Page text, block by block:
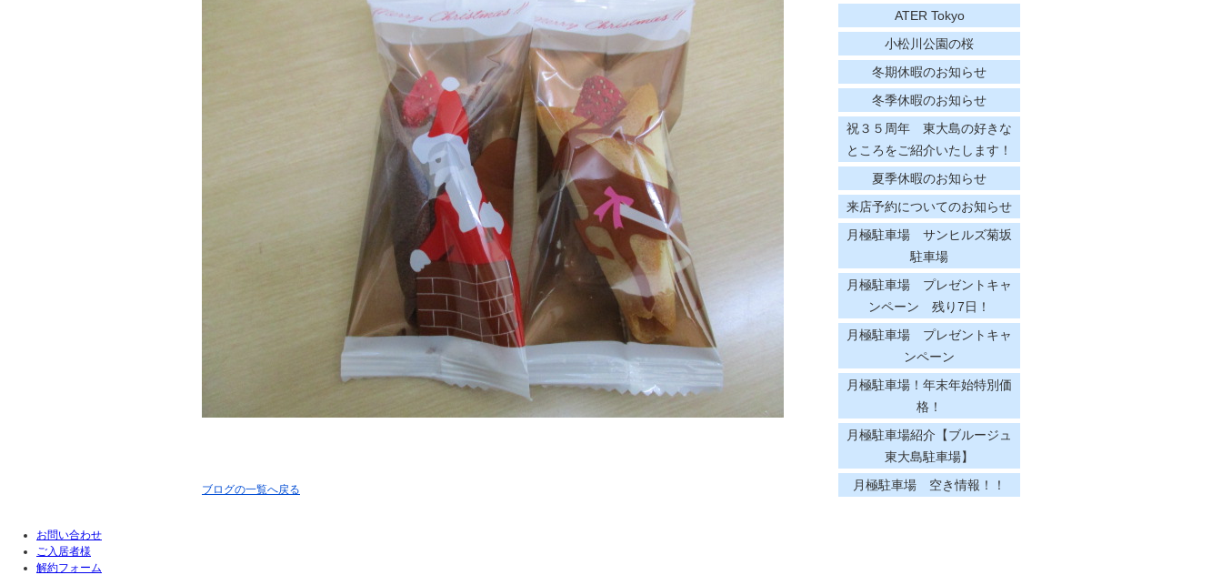
ATER Tokyo
小松川公園の桜
冬期休暇のお知らせ
冬季休暇のお知らせ
祝３５周年 東大島の好きな
ところをご紹介いたします！
夏季休暇のお知らせ
来店予約についてのお知らせ
月極駐車場 サンヒルズ菊坂
駐車場
月極駐車場 プレゼントキャ
ンペーン 残り7日！
月極駐車場 プレゼントキャ
ンペーン
月極駐車場！年末年始特別価
格！
月極駐車場紹介【ブルージュ
東大島駐車場】
月極駐車場 空き情報！！
ブログの一覧へ戻る
お問い合わせ
ご入居者様
解約フォーム